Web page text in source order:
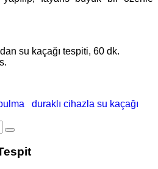
su kaçağı tespiti, 60 dk.
duraklı cihazla su kaçağı